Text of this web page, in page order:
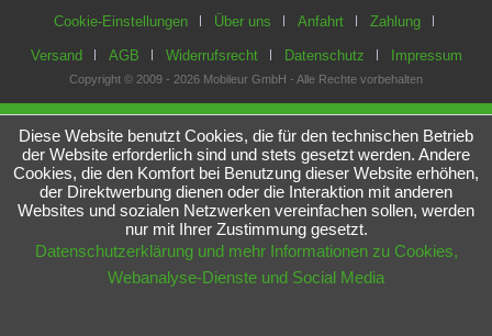
Cookie-Einstellungen Über uns Anfahrt Zahlung
Versand AGB Widerrufsrecht Datenschutz Impressum
Copyright © 2009 - 2026 Mobileur GmbH - Alle Rechte vorbehalten
Diese Website benutzt Cookies, die für den technischen Betrieb
der Website erforderlich sind und stets gesetzt werden. Andere
Cookies, die den Komfort bei Benutzung dieser Website erhöhen,
der Direktwerbung dienen oder die Interaktion mit anderen
Websites und sozialen Netzwerken vereinfachen sollen, werden
nur mit Ihrer Zustimmung gesetzt.
Datenschutzerklärung und mehr Informationen zu Cookies,
Webanalyse-Dienste und Social Media